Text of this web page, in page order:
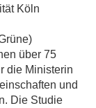
Köln
über 75
die Ministerin
und
Die Studie